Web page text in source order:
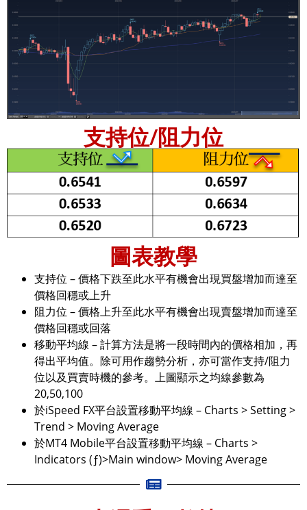
支持位/阻力位
圖表教學
支持位 – 價格下跌至此水平有機會出現買盤增加而達至
價格回穩或上升
阻力位 – 價格上升至此水平有機會出現賣盤增加而達至
價格回穩或回落
移動平均線 – 計算方法是將一段時間內的價格相加，再
得出平均值。除可用作趨勢分析，亦可當作支持/阻力
位以及買賣時機的參考。上圖顯示之均線參數為
20,50,100
於iSpeed FX平台設置移動平均線 – Charts > Setting >
Trend > Moving Average
於MT4 Mobile平台設置移動平均線 – Charts >
Indicators (ƒ)>Main window> Moving Average